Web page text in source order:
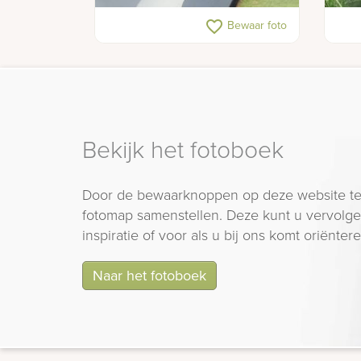
Gedenkteken met zeilboot op
favorite_border Bewaar foto
Bekijk het fotoboek
Door de bewaarknoppen op deze website
fotomap samenstellen. Deze kunt u
inspiratie of voor als u bij ons komt
Naar het fotoboek